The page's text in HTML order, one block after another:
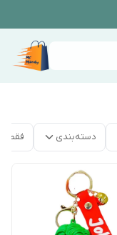
دسته‌بندی فقط